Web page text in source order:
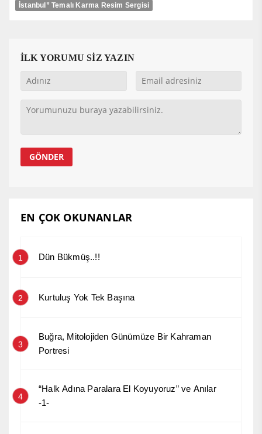
İstanbul” Temalı Karma Resim Sergisi
İLK YORUMU SİZ YAZIN
EN ÇOK OKUNANLAR
1 Dün Bükmüş..!!
2 Kurtuluş Yok Tek Başına
3
Buğra, Mitolojiden Günümüze Bir Kahraman
Portresi
4
“Halk Adına Paralara El Koyuyoruz” ve Anılar
-1-